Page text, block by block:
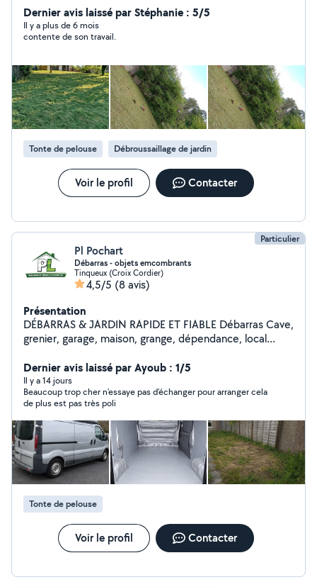
je peux faire également autour des entreprises et faire
des évacuations a la déchèterie
Dernier avis laissé par Stéphanie : 5/5
Il y a plus de 6 mois
contente de son travail.
Tonte de pelouse Débroussaillage de jardin
Voir le profil Contacter
Particulier
Pl Pochart
Débarras - objets emcombrants
Tinqueux (Croix Cordier)
4,5/5 (8 avis)
Présentation
DÉBARRAS & JARDIN RAPIDE ET FIABLE Débarras Cave,
grenier, garage, maison, grange, dépendance, local
électroménager, matelas, cartons, ferraille, bois et
divers encombrants Jardin et extérieur Tonte de
pelouse, enlèvement de déchets verts, abris
encombrés Pourquoi me choisir ? Sérieux, ponctuel et
soigneux Travail propre et respectueux de vos lieux
Disponible en semaine et week-end sur Reims et 40
kilomètres au alentours Contactez-moi avec détails ou
photos pour un devis rapide. Merci
Dernier avis laissé par Ayoub : 1/5
Il y a 14 jours
Beaucoup trop cher n’essaye pas d’échanger pour arranger cela
de plus est pas très poli
Tonte de pelouse
Voir le profil Contacter